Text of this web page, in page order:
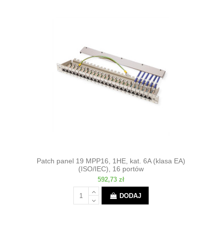
Patch panel 19 MPP16, 1HE, kat. 6A (klasa EA)
(ISO/IEC), 16 portów
592,73 zł
DODAJ